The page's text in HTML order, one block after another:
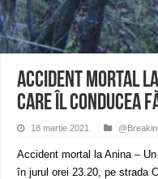
Accident mortal
care îl conducea
18 martie 2021
Accident mortal la Anina –
în jurul orei 23.20, pe strada